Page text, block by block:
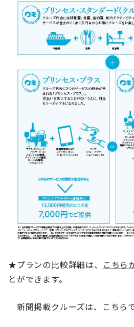
★プランの比較詳細は、 こちら
とができます。
新聞掲載クルーズは、こちらで